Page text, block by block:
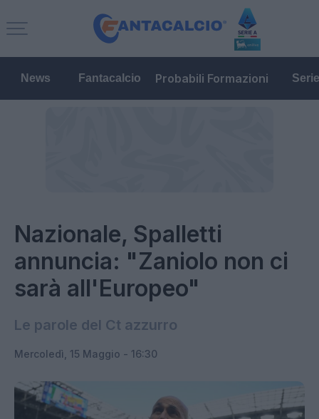
News Fantacalcio Probabili Formazioni
Nazionale, Spalletti
annuncia: "Zaniolo non ci
sarà all'Europeo"
Le parole del Ct azzurro
Mercoledì, 15 Maggio - 16:30